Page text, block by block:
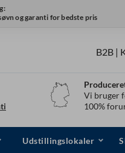
og garanti for bedste pris
B2B |
Vi bruger
100%
Udstillingslokaler